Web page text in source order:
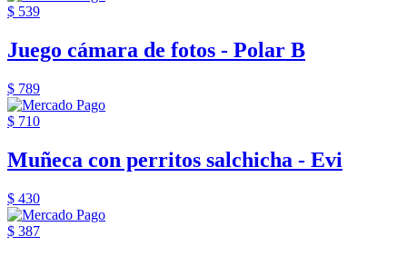
$ 539
Juego cámara de fotos - Polar B
$ 789
$ 710
Muñeca con perritos salchicha - Evi
$ 430
$ 387